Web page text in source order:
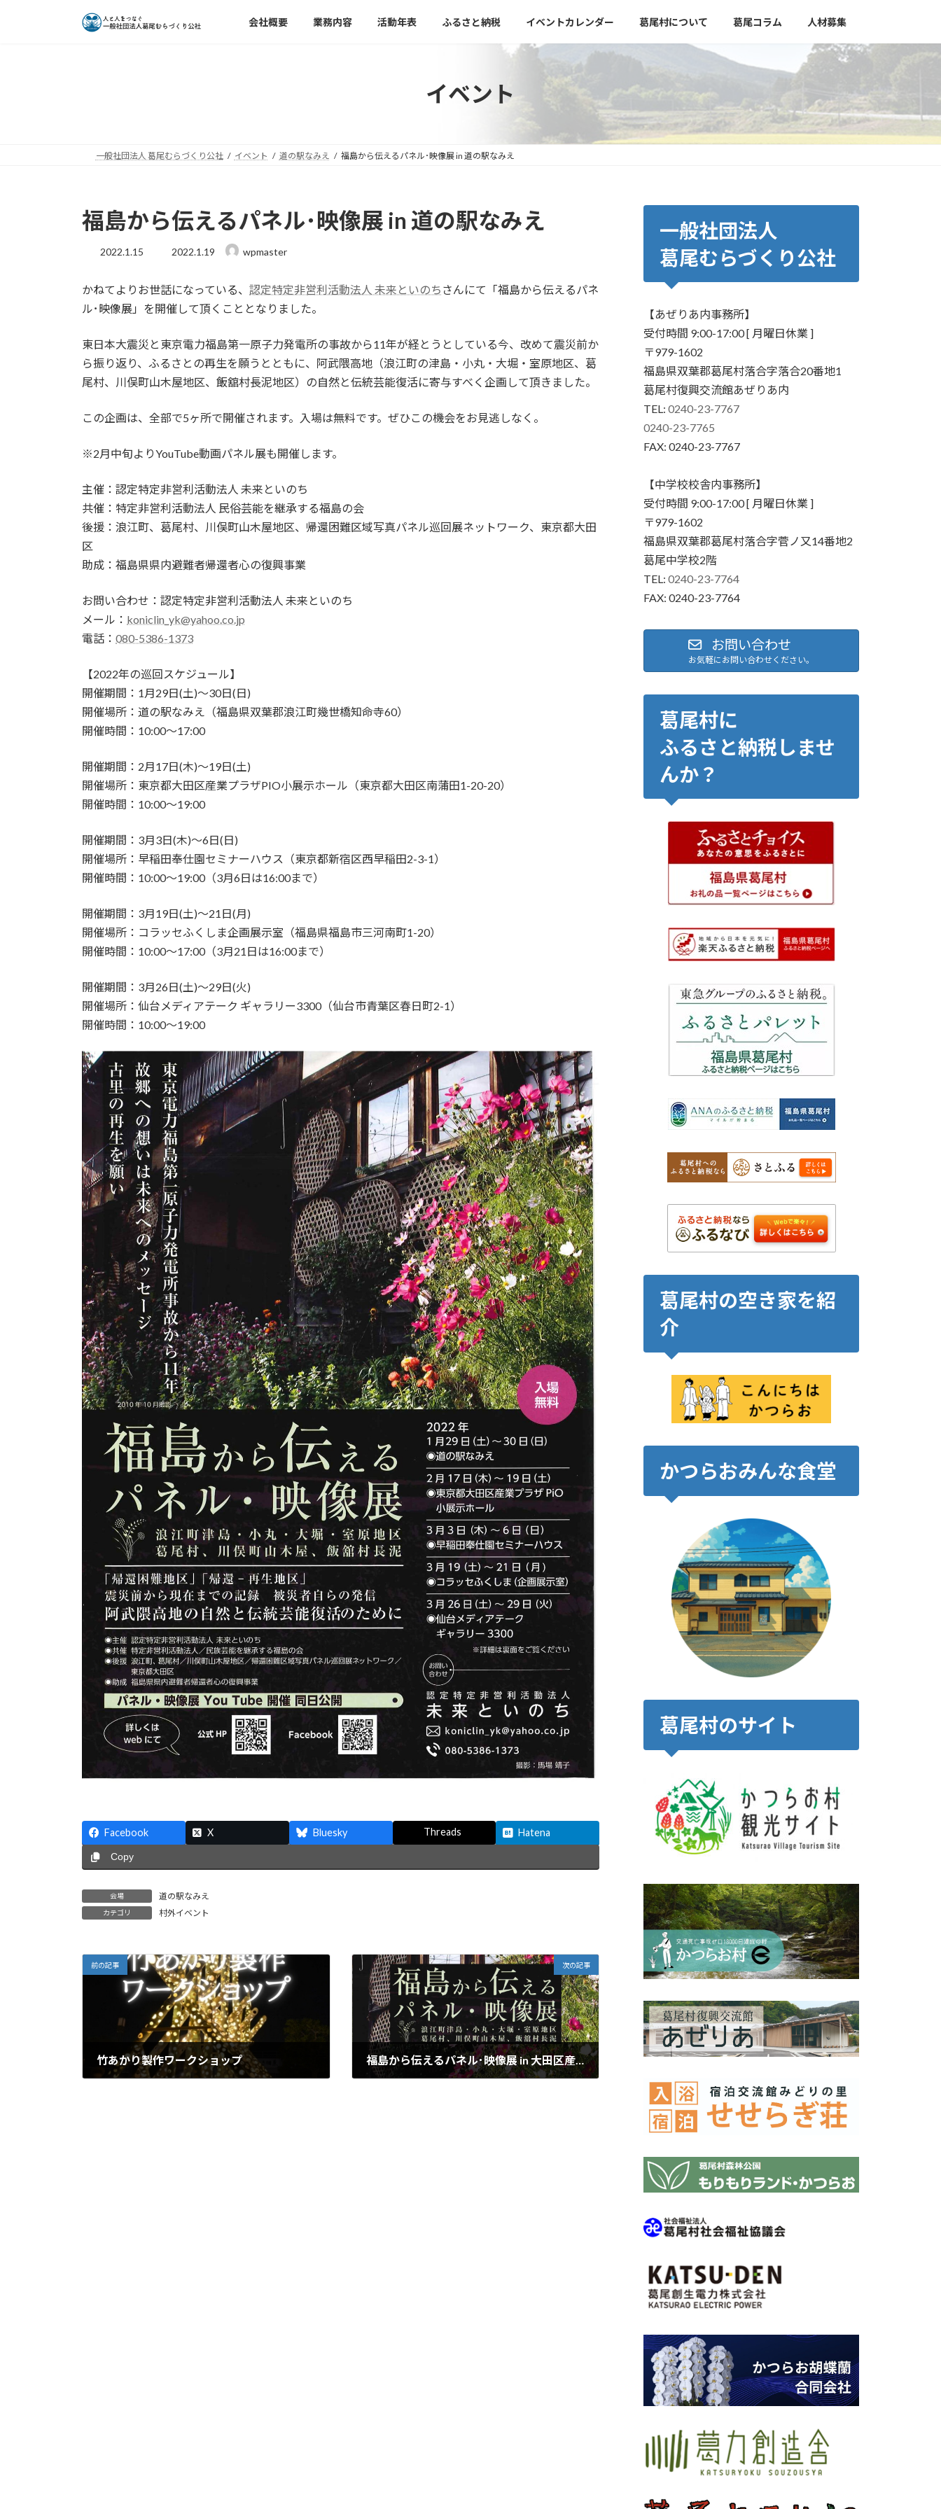
会社概要 業務内容 活動年表 ふるさと納税 イベントカレンダー 葛尾村について 葛尾コラム 人材募集
イベント
一般社団法人 葛尾むらづくり公社 イベント 道の駅なみえ 福島から伝えるパネル･映像展 in 道の駅なみえ
福島から伝えるパネル･映像展 in 道の駅なみえ
2022.1.15
最
新
日
時
2022.1.19 wpmaster
かねてよりお世話になっている、 認定特定非営利活動法人 未来といのち さんにて「福島から伝えるパネ
ル･映像展」を開催して頂くこととなりました。
東日本大震災と東京電力福島第一原子力発電所の事故から11年が経とうとしている今、改めて震災前か
ら振り返り、ふるさとの再生を願うとともに、阿武隈高地（浪江町の津島・小丸・大堀・室原地区、葛
尾村、川俣町山木屋地区、飯舘村長泥地区）の自然と伝統芸能復活に寄与すべく企画して頂きました。
この企画は、全部で5ヶ所で開催されます。入場は無料です。ぜひこの機会をお見逃しなく。
※2月中旬よりYouTube動画パネル展も開催します。
主催：認定特定非営利活動法人 未来といのち
共催：特定非営利活動法人 民俗芸能を継承する福島の会
後援：浪江町、葛尾村、川俣町山木屋地区、帰還困難区域写真パネル巡回展ネットワーク、東京都大田
区
助成：福島県県内避難者帰還者心の復興事業
お問い合わせ：認定特定非営利活動法人 未来といのち
メール： koniclin_yk@yahoo.co.jp
電話： 080-5386-1373
【2022年の巡回スケジュール】
開催期間：1月29日(土)～30日(日)
開催場所：道の駅なみえ（福島県双葉郡浪江町幾世橋知命寺60）
開催時間：10:00～17:00
開催期間：2月17日(木)～19日(土)
開催場所：東京都大田区産業プラザPIO小展示ホール（東京都大田区南蒲田1-20-20）
開催時間：10:00～19:00
開催期間：3月3日(木)～6日(日)
開催場所：早稲田奉仕園セミナーハウス（東京都新宿区西早稲田2-3-1）
開催時間：10:00～19:00（3月6日は16:00まで）
開催期間：3月19日(土)～21日(月)
開催場所：コラッセふくしま企画展示室（福島県福島市三河南町1-20）
開催時間：10:00～17:00（3月21日は16:00まで）
開催期間：3月26日(土)～29日(火)
開催場所：仙台メディアテーク ギャラリー3300（仙台市青葉区春日町2-1）
開催時間：10:00～19:00
Facebook X Bluesky Threads Hatena
Copy
会場 道の駅なみえ
カテゴリ 村外イベント
前の記事
竹あかり製作ワークショップ
次の記事
福島から伝えるパネル･映像展 in 大田区産業プラザ
一般社団法人
葛尾むらづくり公社
【あぜりあ内事務所】
受付時間 9:00-17:00 [ 月曜日休業 ]
〒979-1602
福島県双葉郡葛尾村落合字落合20番地1
葛尾村復興交流館あぜりあ内
TEL:0240-23-7767
0240-23-7765
FAX: 0240-23-7767
【中学校校舎内事務所】
受付時間 9:00-17:00 [ 月曜日休業 ]
〒979-1602
福島県双葉郡葛尾村落合字菅ノ又14番地2
葛尾中学校2階
TEL:0240-23-7764
FAX: 0240-23-7764
お問い合わせ
お気軽にお問い合わせください。
葛尾村に
ふるさと納税しませ
んか？
葛尾村の空き家を紹
介
かつらおみんな食堂
葛尾村のサイト